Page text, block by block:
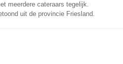
meerdere cateraars tegelijk.
uit de provincie Friesland.